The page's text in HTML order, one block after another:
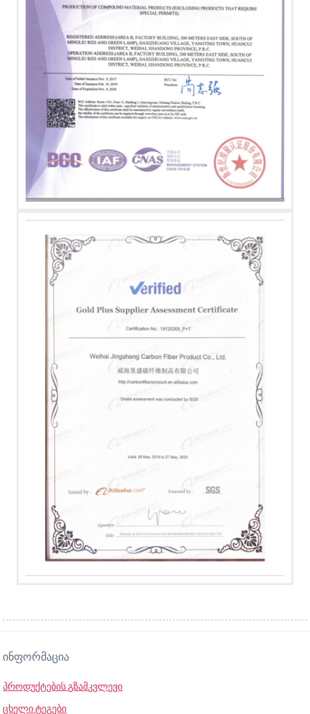
ᲘᲜᲤᲝᲠᲛᲐᲪᲘᲐ
პროდუქტების გზამკვლევი
ცხელი ტეგები